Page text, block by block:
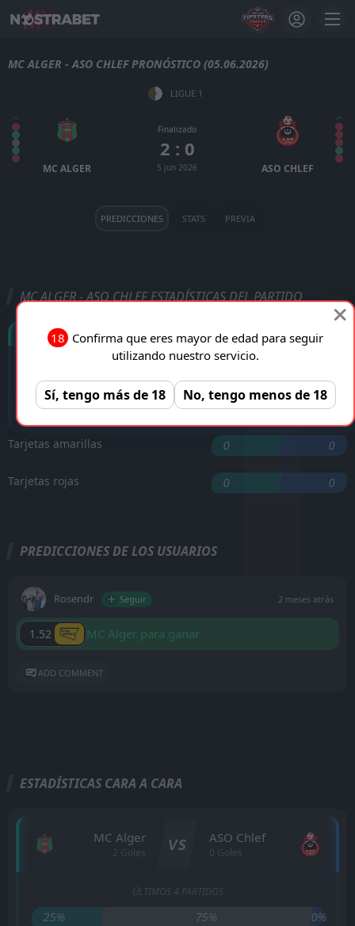
MC ALGER - ASO CHLEF PRONÓSTICO (05.06.2026)
LIGUE 1
MC ALGER
Finalizado
2 : 0
5 jun 2026 ASO CHLEF
PREDICCIONES STATS PREVIA
MC ALGER - ASO CHLEF ESTADÍSTICAS DEL PARTIDO
Goles
'87 ︎ S. Bayazid
Tarjetas amarillas 0 0
Tarjetas rojas 0 0
PREDICCIONES DE LOS USUARIOS
Rosendr Seguir 2 meses atrás
1.52 MC Alger para ganar
ADD COMMENT
ESTADÍSTICAS CARA A CARA
MC Alger
2 Goles VS ASO Chlef
0 Goles
ÚLTIMOS 4 PARTIDOS
25% 75% 0%
18 Confirma que eres mayor de edad para seguir
utilizando nuestro servicio.
Sí, tengo más de 18 No, tengo menos de 18